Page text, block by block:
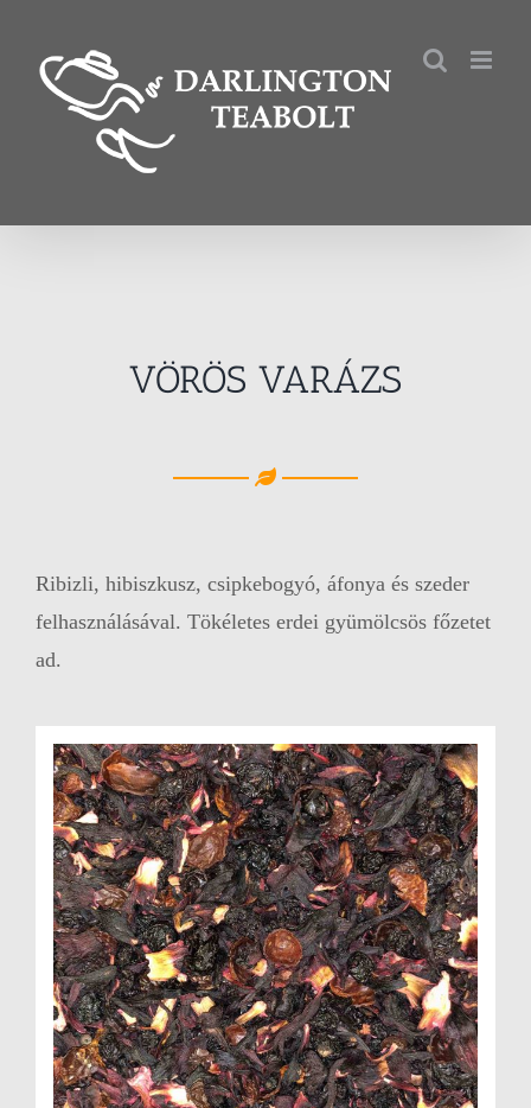
VÖRÖS VARÁZS
Ribizli, hibiszkusz, csipkebogyó, áfonya és szeder
felhasználásával. Tökéletes erdei gyümölcsös főzetet
ad.